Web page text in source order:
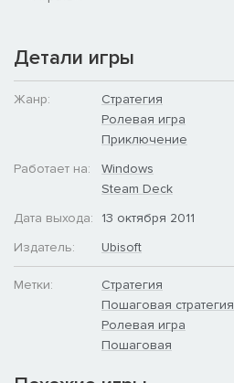
Детали игры
Жанр:
Стратегия
Ролевая игра
Приключение
Работает на:
Windows
Steam Deck
Дата выхода:
13 октября 2011
Издатель:
Ubisoft
Метки:
Стратегия
Пошаговая стратегия
Ролевая игра
Пошаговая